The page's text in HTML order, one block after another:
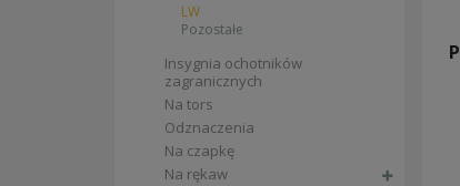
pokrowce i siatki na hełmy
CZAPKI NIEMIECKIE
czapki służbowe - schirmmützen
czapki kamuflażowe - tarnmützen
czapki m43 - einheitsfeldmützen
furażerki - schiffchen
czapki tropikalne, górskie i zimowe - tropenmützen,
BUTY NIEMIECKIE I DODATKI
LW
Pozostałe
Insygnia ochotników
zagranicznych
Na tors
Odznaczenia
Na czapkę
Na rękaw